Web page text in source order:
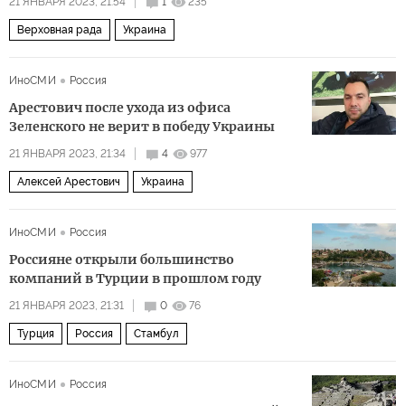
Верховная рада Украина
ИноСМИ Россия
Арестович после ухода из офиса
Зеленского не верит в победу Украины
21 ЯНВАРЯ 2023, 21:34 4 977
Алексей Арестович Украина
ИноСМИ Россия
Россияне открыли большинство
компаний в Турции в прошлом году
21 ЯНВАРЯ 2023, 21:31 0 76
Турция Россия Стамбул
ИноСМИ Россия